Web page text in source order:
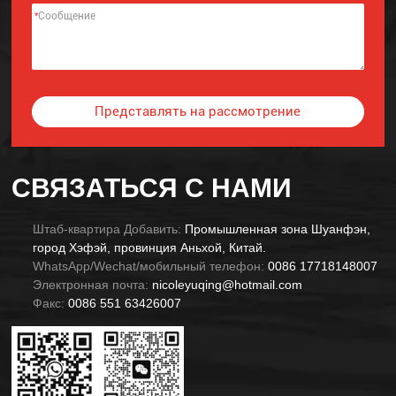
СВЯЗАТЬСЯ С НАМИ
Штаб-квартира Добавить: Промышленная зона Шуанфэн,
город Хэфэй, провинция Аньхой, Китай.
WhatsApp/Wechat/мобильный телефон: 0086 17718148007
Электронная почта: nicoleyuqing@hotmail.com
Факс: 0086 551 63426007
*
Представлять на рассмотрение